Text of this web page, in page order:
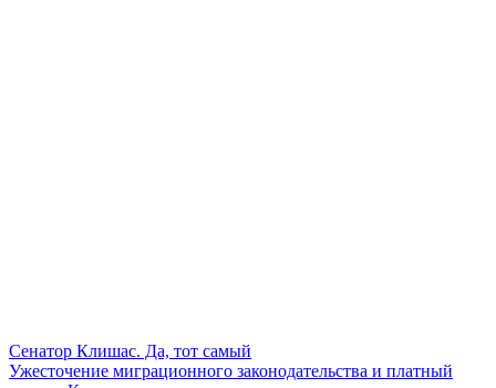
Сенатор Клишас. Да, тот самый
Ужесточение миграционного законодательства и платный